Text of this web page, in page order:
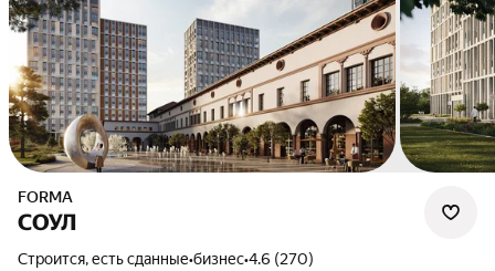
FORMA
СОУЛ
Строится, есть сданные•бизнес•4.6 (270)